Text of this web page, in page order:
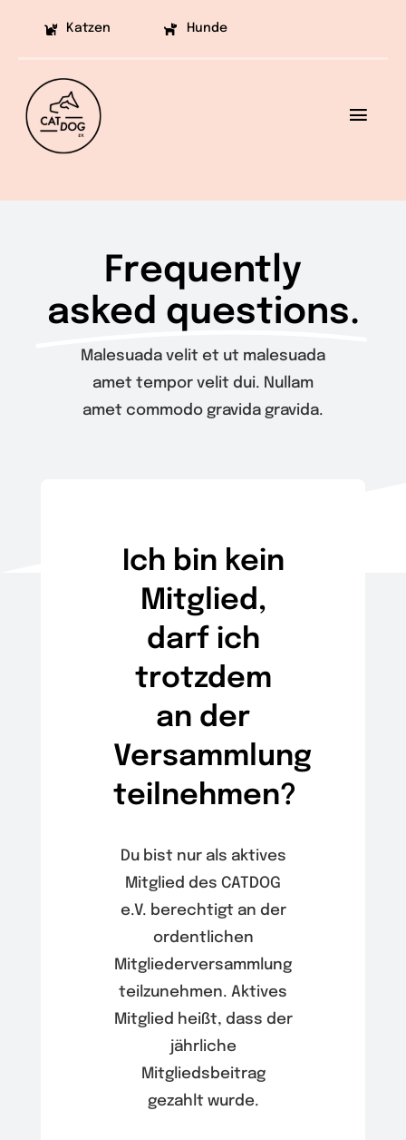
Katzen Hunde
Helfen
Vermittlung
Frequently
asked questions.
Malesuada velit et ut malesuada
amet tempor velit dui. Nullam
amet commodo gravida gravida.
Ich bin kein
Mitglied,
darf ich
trotzdem
an der
Versammlung
teilnehmen?
Du bist nur als aktives
Mitglied des CATDOG
e.V. berechtigt an der
ordentlichen
Mitgliederversammlung
teilzunehmen. Aktives
Mitglied heißt, dass der
jährliche
Mitgliedsbeitrag
gezahlt wurde.